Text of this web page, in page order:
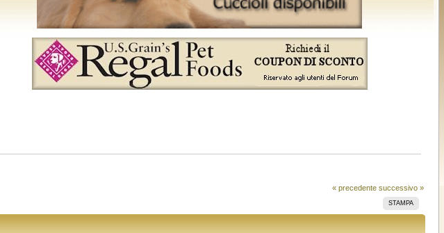
« precedente successivo »
STAMPA